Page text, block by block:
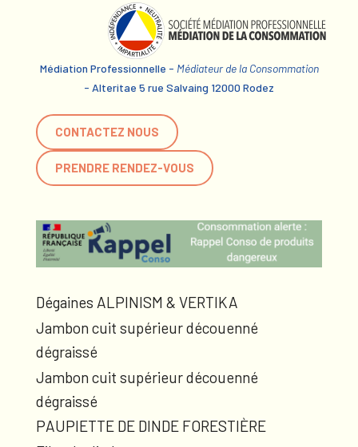
Médiation Professionnelle - Médiateur de la Consommation
- Alteritae 5 rue Salvaing 12000 Rodez
CONTACTEZ NOUS
PRENDRE RENDEZ-VOUS
Dégaines ALPINISM & VERTIKA
Jambon cuit supérieur découenné
dégraissé
Jambon cuit supérieur découenné
dégraissé
PAUPIETTE DE DINDE FORESTIÈRE